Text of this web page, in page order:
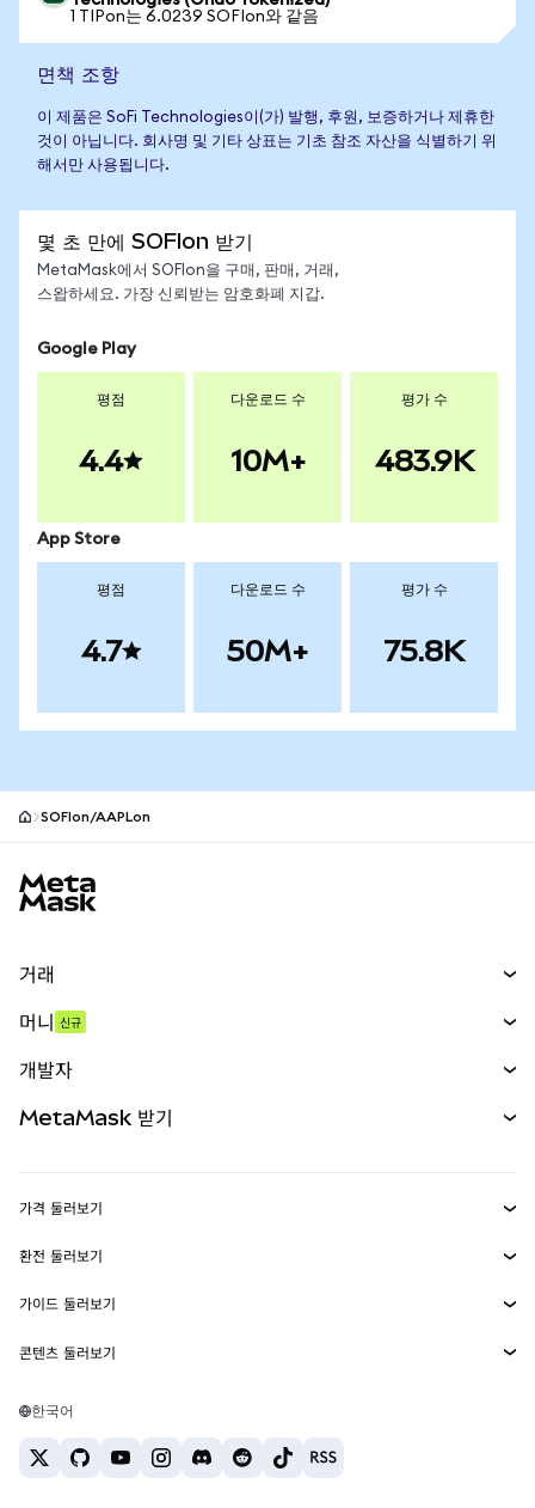
1 TIPon는 6.0239 SOFIon와 같음
면책 조항
이 제품은 SoFi Technologies이(가) 발행, 후원, 보증하거나 제휴한
것이 아닙니다. 회사명 및 기타 상표는 기초 참조 자산을 식별하기 위
해서만 사용됩니다.
몇 초 만에 SOFIon 받기
MetaMask에서 SOFIon을 구매, 판매, 거래,
스왑하세요. 가장 신뢰받는 암호화폐 지갑.
Google Play
평점
4.4
다운로드 수
10M+
평가 수
483.9K
App Store
평점
4.7
다운로드 수
50M+
평가 수
75.8K
SOFIon/AAPLon
거래
무기한 선물
실물자산
머니 신규
개발자
MetaMask Connect
Snaps
웹3 서비스
MetaMask 받기
보안
고객 지원
채용
가격 둘러보기
이더리움 가격
솔라나 가격
테더 가격
환전 둘러보기
ETH를 USD로 환전
USDT를 INR로 환전
BTC를 INR로 환전
ETH를 USDT로 환전
가이드 둘러보기
ETH 매수
USDT 매수
콘텐츠 둘러보기
솔라나 지갑
한국어